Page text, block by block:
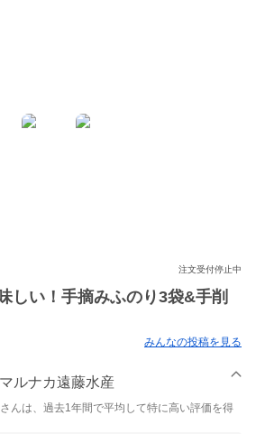
注文受付停止中
しい！手摘みふのり3袋&手削
みんなの投稿を見る
ルナカ遠藤水産
んは、過去1年間で平均して特に高い評価を得